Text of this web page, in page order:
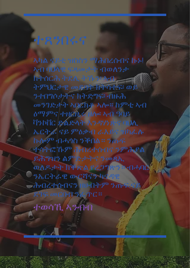
ተጸንበሩና
ኣካል ናይቲ ዝስስን ማሕበረሰብና ኩኑ!
ኣብ ባህላዊ ፍጻመታት ብወለንታ
ክትሰርሕ ትደሊ ትኹን፡ ኣብ
ትምህርታዊ መደባት ክትሳተፍ፡ ወይ
ንተበግሶታትና ክትድግፍ፡ ብዙሕ
መንገድታት ኣበርክቶ ኣሎ። ከምቲ ኣብ
ዕማምና ተዘርዚሩ ዘሎ፡ ኣብ ዓባይ
ቫንኮቨር ድልድላት እንዳሃነጽና ባህሊ
ኤርትራ ናይ ምዕቃብ ራእይና ዝካፈሉ
ኩሎም ብሓጎስ ንቕበል። ንጡፍ
ተሳትፎኹም ሕብረተሰብና ንምሕያል
ይሕግዝን ልምድታትና ንመጻኢ
ወለዶታት ክቕጽል የረጋግጽን። ብሓባር
ንኤርትራዊ ውርሻናን ካናዳዊ
ሕብረተሰብናን ዘሀብትም ንጡፍ ናይ
ደገፍ መርበብ ንፈጥር።
ተወሳኺ ኣንብብ